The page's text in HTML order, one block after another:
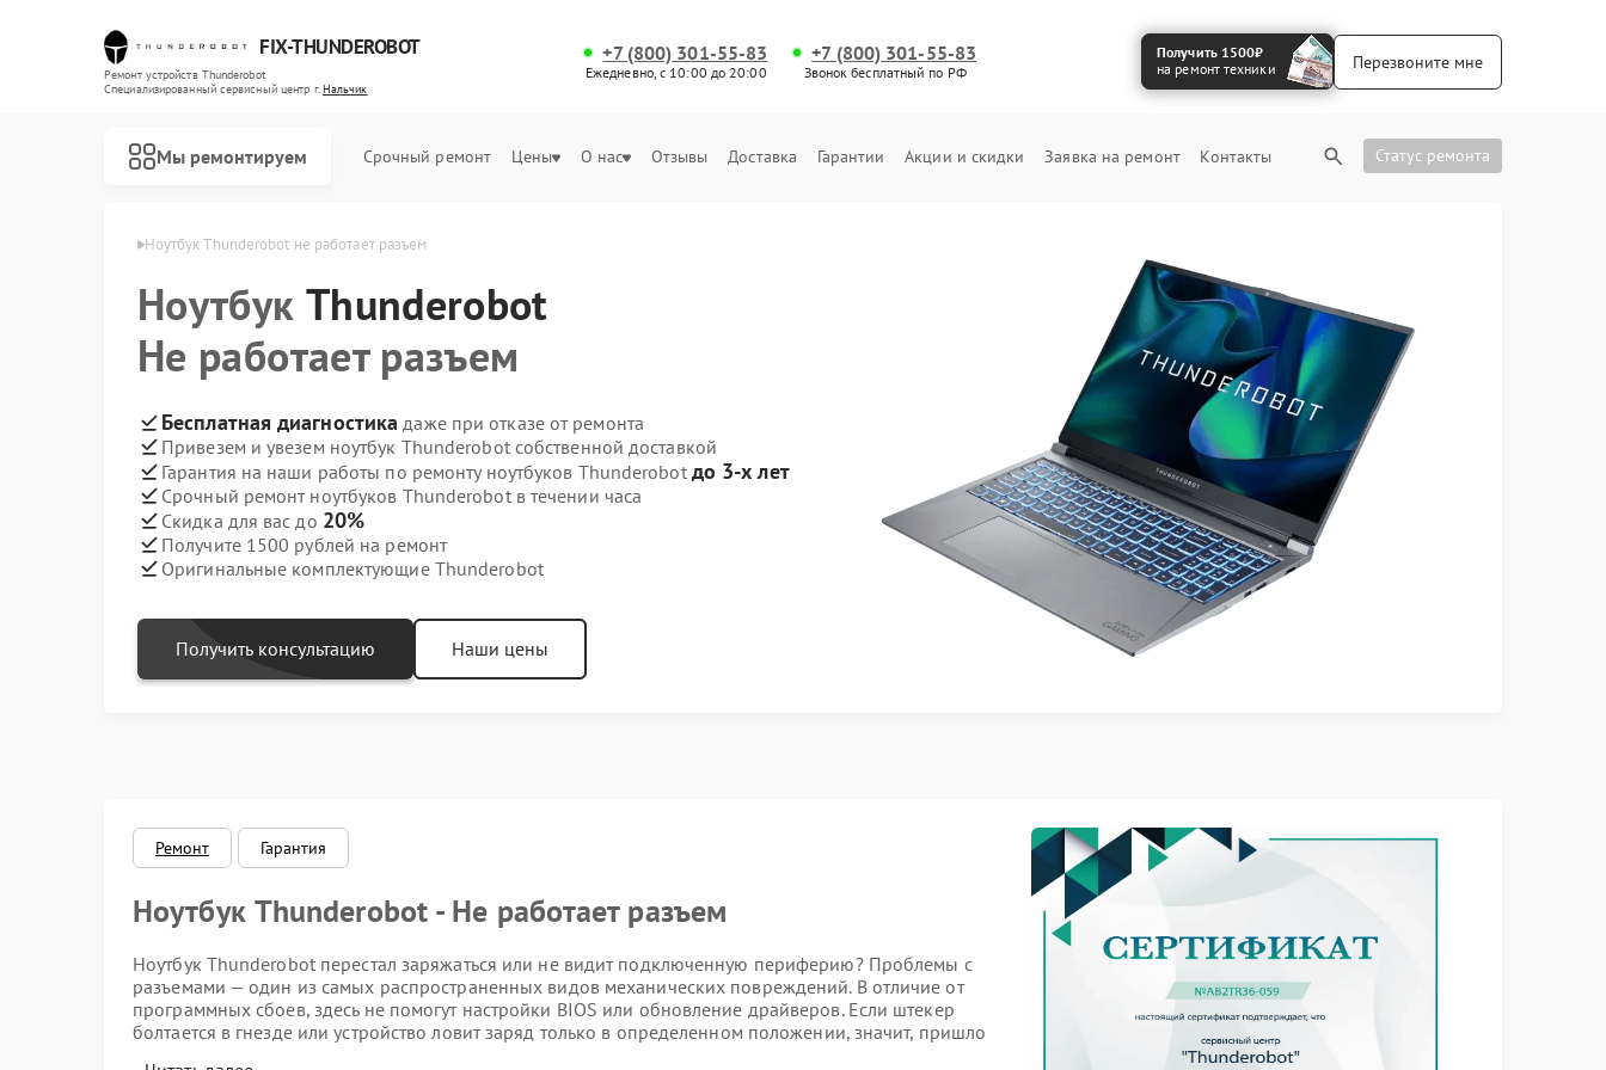
FIX-THUNDEROBOT
Ремонт устройств Thunderobot
Специализированный cервисный центр г.Нальчик
+7 (800) 301-55-83
Ежедневно, с 10:00 до 20:00
+7 (800) 301-55-83
Звонок бесплатный по РФ
Получить 1500₽
на ремонт техники
Перезвоните мне
Мы ремонтируем Срочный ремонт Цены О нас Отзывы Доставка Гарантии Акции и скидки Заявка на ремонт Контакты Статус ремонта
Ноутбук Thunderobot не работает разъем
Ноутбук Thunderobot
Не работает разъем
Бесплатная диагностика даже при отказе от ремонта
Привезем и увезем ноутбук Thunderobot собственной доставкой
Гарантия на наши работы по ремонту ноутбуков Thunderobot до 3-х лет
Срочный ремонт ноутбуков Thunderobot в течении часа
Скидка для вас до 20%
Получите 1500 рублей на ремонт
Оригинальные комплектующие Thunderobot
Получить консультацию Наши цены
Ремонт Гарантия
Ноутбук Thunderobot - Не работает разъем
Ноутбук Thunderobot перестал заряжаться или не видит подключенную периферию? Проблемы с
разъемами — один из самых распространенных видов механических повреждений. В отличие от
программных сбоев, здесь не помогут настройки BIOS или обновление драйверов. Если штекер
болтается в гнезде или устройство ловит заряд только в определенном положении, значит, пришло